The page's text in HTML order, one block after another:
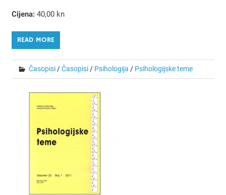
Cijena:40,00 kn
READ MORE
Časopisi/Časopisi/ Psihologija / Psihologijske teme